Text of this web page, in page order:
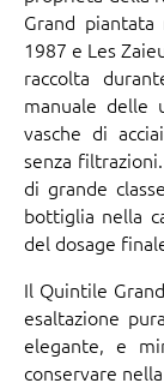
Grand
1987 e Les
raccolta
manuale delle
vasche di
senza
di grande
bottiglia nella
del dosage
Il Quintile
esaltazione
elegante, e
conservare